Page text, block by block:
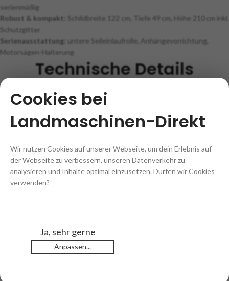
serienmäßig
Robust & kompakt:
Schildbreite 122 cm, Tiefe 49 cm, Höhe 210 cm inkl.
Schutzgitter
Serienausstattung:
untere Seileinlaufrolle, Anhängevorrichtung,
Motorsägen-Halterung
Technische Details
ANTRIEB:
KRAFTBEDARF: 25–35 kW (34–48 PS)
3-PUNKT-AUFNAHME: Kat. I & II
GELENKWELLE:
ZUGKRAFT:
Cookies bei
Landmaschinen-Direkt
Wir nutzen Cookies auf unserer Webseite, um dein Erlebnis auf
der Webseite zu verbessern, unseren Datenverkehr zu
analysieren und Inhalte optimal einzusetzen. Dürfen wir Cookies
verwenden?
Ja, sehr gerne
Anpassen...